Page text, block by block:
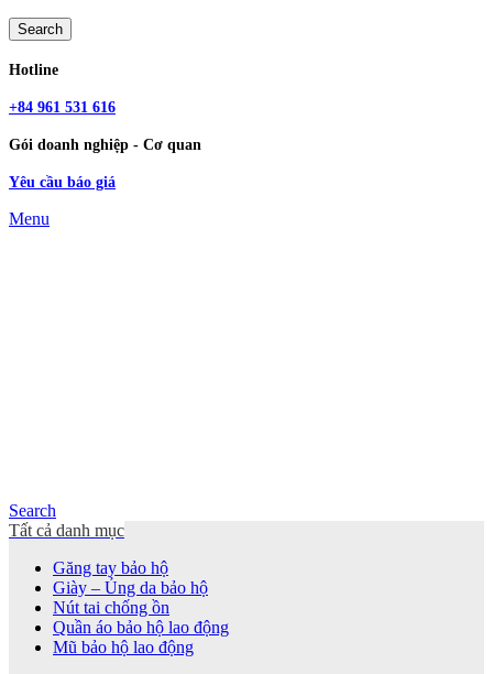
Search
Hotline
+84 961 531 616
Gói doanh nghiệp - Cơ quan
Yêu cầu báo giá
Menu
Search
Tất cả danh mục
Găng tay bảo hộ
Giày – Ủng da bảo hộ
Nút tai chống ồn
Quần áo bảo hộ lao động
Mũ bảo hộ lao động